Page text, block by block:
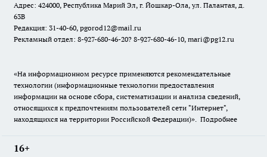
Адрес: 424000, Республика Марий Эл, г. Йошкар-Ола, ул. Палантая, д.
63В
Редакция: 31-40-60, pgorod12@mail.ru
Рекламный отдел: 8-927-680-46-20? 8-927-680-46-10, mari@pg12.ru
«На информационном ресурсе применяются рекомендательные
технологии (информационные технологии предоставления
информации на основе сбора, систематизации и анализа сведений,
относящихся к предпочтениям пользователей сети "Интернет",
находящихся на территории Российской Федерации)». Подробнее
16+